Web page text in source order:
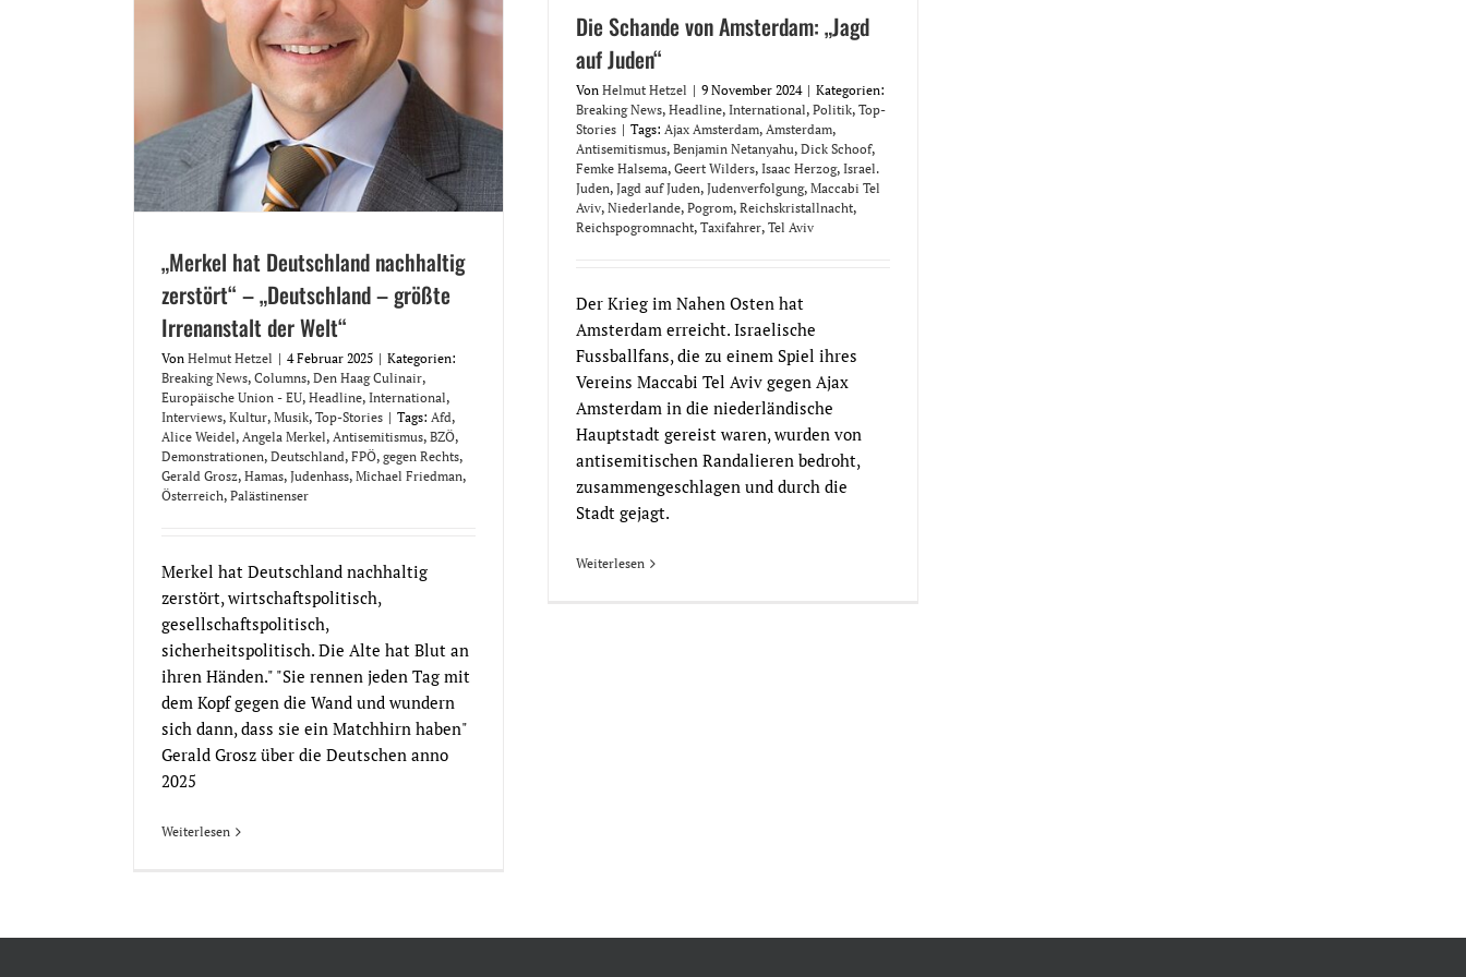
„Merkel hat Deutschland nachhaltig
zerstört“ – „Deutschland – größte
Irrenanstalt der Welt“
Von Helmut Hetzel | 4 Februar 2025 | Kategorien:
Breaking News, Columns, Den Haag Culinair,
Europäische Union - EU, Headline, International,
Interviews, Kultur, Musik, Top-Stories | Tags: Afd,
Alice Weidel, Angela Merkel, Antisemitismus, BZÖ,
Demonstrationen, Deutschland, FPÖ, gegen Rechts,
Gerald Grosz, Hamas, Judenhass, Michael Friedman,
Österreich, Palästinenser
Merkel hat Deutschland nachhaltig
zerstört, wirtschaftspolitisch,
gesellschaftspolitisch,
sicherheitspolitisch. Die Alte hat Blut an
ihren Händen." "Sie rennen jeden Tag mit
dem Kopf gegen die Wand und wundern
sich dann, dass sie ein Matchhirn haben"
Gerald Grosz über die Deutschen anno
2025
Weiterlesen
Die Schande von Amsterdam: „Jagd
auf Juden“
Von Helmut Hetzel | 9 November 2024 | Kategorien:
Breaking News, Headline, International, Politik, Top-
Stories | Tags: Ajax Amsterdam, Amsterdam,
Antisemitismus, Benjamin Netanyahu, Dick Schoof,
Femke Halsema, Geert Wilders, Isaac Herzog, Israel.
Juden, Jagd auf Juden, Judenverfolgung, Maccabi Tel
Aviv, Niederlande, Pogrom, Reichskristallnacht,
Reichspogromnacht, Taxifahrer, Tel Aviv
Der Krieg im Nahen Osten hat
Amsterdam erreicht. Israelische
Fussballfans, die zu einem Spiel ihres
Vereins Maccabi Tel Aviv gegen Ajax
Amsterdam in die niederländische
Hauptstadt gereist waren, wurden von
antisemitischen Randalieren bedroht,
zusammengeschlagen und durch die
Stadt gejagt.
Weiterlesen